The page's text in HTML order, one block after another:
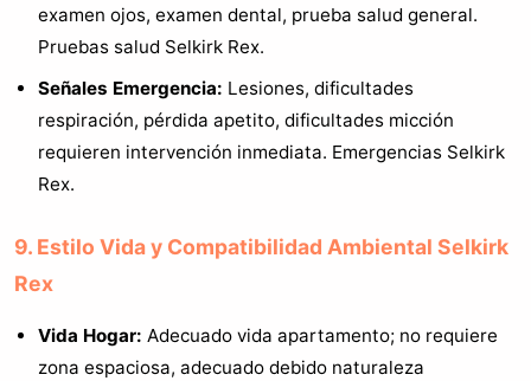
examen ojos, examen dental, prueba salud general.
Pruebas salud Selkirk Rex.
Señales Emergencia: Lesiones, dificultades
respiración, pérdida apetito, dificultades micción
requieren intervención inmediata. Emergencias Selkirk
Rex.
9. Estilo Vida y Compatibilidad Ambiental Selkirk
Rex
Vida Hogar: Adecuado vida apartamento; no requiere
zona espaciosa, adecuado debido naturaleza